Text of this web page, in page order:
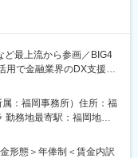
勤務時間：4時間
、柔軟な働き方が可能！
されており、全員で残業
業30hを超える場合、
最上流から参画／BIG4
で金融業界のDX支援／
営基盤の強化をテーマ
：福岡事務所）住所：福
務地最寄駅：福岡地下
東京都/千代田区 受動喫煙
形態＞年俸制＜賃金内訳